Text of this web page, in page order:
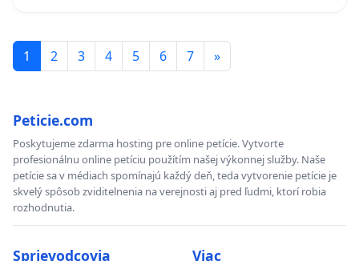
1 2 3 4 5 6 7 »
Peticie.com
Poskytujeme zdarma hosting pre online petície. Vytvorte
profesionálnu online petíciu použítím našej výkonnej služby. Naše
petície sa v médiach spomínajú každý deň, teda vytvorenie petície je
skvelý spôsob zviditelnenia na verejnosti aj pred ľudmi, ktorí robia
rozhodnutia.
Sprievodcovia Viac